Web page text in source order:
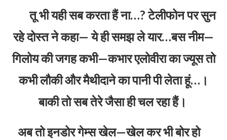
तू भी यही सब करता हैं ना…? टेलीफोन पर सुन
रहे दोस्त ने कहा— ये ही समझ ले यार…बस नीम—
गिलोय की जगह कभी—कभार एलोवीरा का ज्यूस तो
कभी लौकी और मैथीदाने का पानी पी लेता हूं…।
बाकी तो सब तेरे जैसा ही चल रहा हैं।
अब तो इनडोर गेम्स खेल—खेल कर भी बोर हो